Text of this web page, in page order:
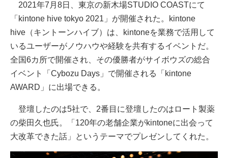
2021年7月8日、東京の新木場STUDIO COASTにて
「kintone hive tokyo 2021」が開催された。kintone
hive（キントーンハイブ）は、kintoneを業務で活用して
いるユーザーがノウハウや経験を共有するイベントだ。
全国6カ所で開催され、その優勝者がサイボウズの総合
イベント「Cybozu Days」で開催される「kintone
AWARD」に出場できる。
登壇したのは5社で、2番目に登壇したのはロート製薬
の柴田久也氏。「120年の老舗企業がkintoneに出会って
大改革できた話」というテーマでプレゼンしてくれた。